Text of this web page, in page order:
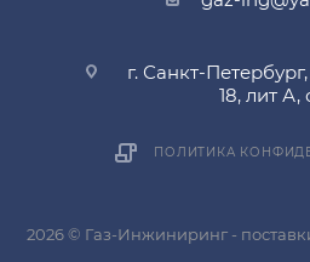
г. Санкт-
18, лит А,
ПОЛИТИКА
2026 © Газ-Инжиниринг -